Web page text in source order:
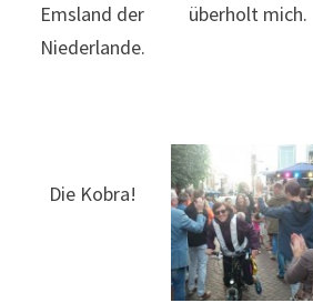
Emsland der
Niederlande.
überholt mich.
Die Kobra!